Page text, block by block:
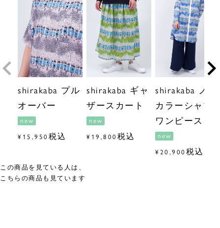
shirakaba プル
オーバー
new
¥ 15,950 税込
shirakaba ギャ
ザースカート
new
¥ 19,800 税込
shirakaba ノー
カラーシャツ
ワンピース
new
¥20,900 税込
この商品を見ている人は、
こちらの商品も見ています